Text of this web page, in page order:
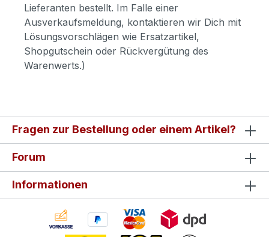
Lieferanten bestellt. Im Falle einer
Ausverkaufsmeldung, kontaktieren wir Dich mit
Lösungsvorschlägen wie Ersatzartikel,
Shopgutschein oder Rückvergütung des
Warenwerts.)
Fragen zur Bestellung oder einem Artikel?
Forum
Informationen